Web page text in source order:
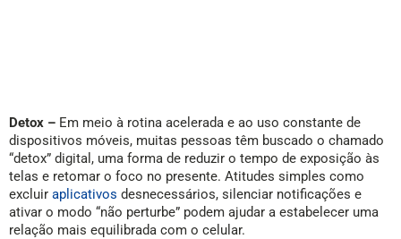
Detox – Em meio à rotina acelerada e ao uso constante de
dispositivos móveis, muitas pessoas têm buscado o chamado
“detox” digital, uma forma de reduzir o tempo de exposição às
telas e retomar o foco no presente. Atitudes simples como
excluir aplicativos desnecessários, silenciar notificações e
ativar o modo “não perturbe” podem ajudar a estabelecer uma
relação mais equilibrada com o celular.